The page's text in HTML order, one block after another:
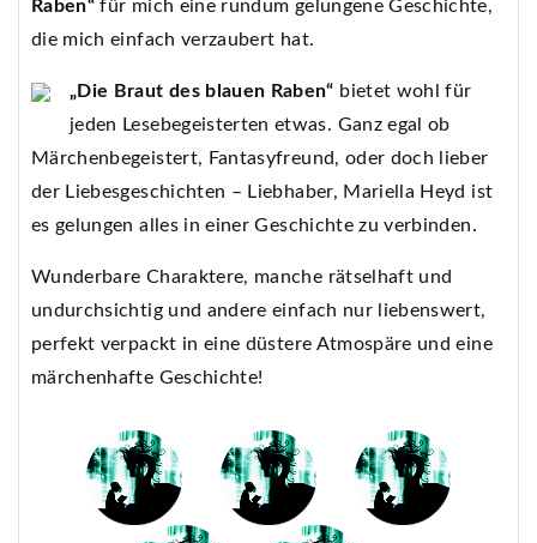
Raben“für mich eine rundum gelungene Geschichte,
die mich einfach verzaubert hat.
„Die Braut des blauen Raben“ bietet wohl für
jeden Lesebegeisterten etwas. Ganz egal ob
Märchenbegeistert, Fantasyfreund, oder doch lieber
der Liebesgeschichten – Liebhaber, Mariella Heyd ist
es gelungen alles in einer Geschichte zu verbinden.
Wunderbare Charaktere, manche rätselhaft und
undurchsichtig und andere einfach nur liebenswert,
perfekt verpackt in eine düstere Atmospäre und eine
märchenhafte Geschichte!